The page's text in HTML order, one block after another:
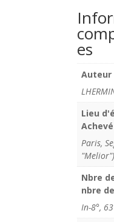
es
Auteur
Lieu
Paris,
Nbre
nbre
In-8°,